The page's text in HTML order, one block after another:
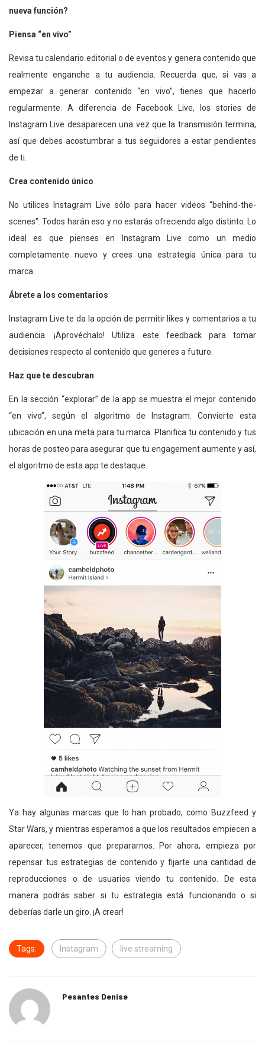
nueva función?
Piensa “en vivo”
Revisa tu calendario editorial o de eventos y genera contenido que
realmente enganche a tu audiencia. Recuerda que, si vas a
empezar a generar contenido “en vivo”, tienes que hacerlo
regularmente. A diferencia de Facebook Live, los stories de
Instagram Live desaparecen una vez que la transmisión termina,
así que debes acostumbrar a tus seguidores a estar pendientes
de ti.
Crea contenido único
No utilices Instagram Live sólo para hacer videos “behind-the-
scenes”. Todos harán eso y no estarás ofreciendo algo distinto. Lo
ideal es que pienses en Instagram Live como un medio
completamente nuevo y crees una estrategia única para tu
marca.
Ábrete a los comentarios
Instagram Live te da la opción de permitir likes y comentarios a tu
audiencia. ¡Aprovéchalo! Utiliza este feedback para tomar
decisiones respecto al contenido que generes a futuro.
Haz que te descubran
En la sección “explorar” de la app se muestra el mejor contenido
“en vivo”, según el algoritmo de Instagram. Convierte esta
ubicación en una meta para tu marca. Planifica tu contenido y tus
horas de posteo para asegurar que tu engagement aumente y así,
el algoritmo de esta app te destaque.
Ya hay algunas marcas que lo han probado, como Buzzfeed y
Star Wars, y mientras esperamos a que los resultados empiecen a
aparecer, tenemos que prepararnos. Por ahora, empieza por
repensar tus estrategias de contenido y fijarte una cantidad de
reproducciones o de usuarios viendo tu contenido. De esta
manera podrás saber si tu estrategia está funcionando o si
deberías darle un giro. ¡A crear!
Tags: Instagram live streaming
Pesantes Denise